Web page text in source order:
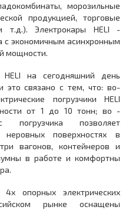
морозильные
продукцией, торговые
т.д.). Электрокары HELI -
с экономичным асинхронным
мощности.
HELI на сегодняшний день
это связано с тем, что: во-
погрузчики HELI
от 1 до 10 тонн; во -
погрузчика позволяет
неровных поверхностях в
вагонов, контейнеров и
в работе и комфортны
опорных электрических
рынке оснащены